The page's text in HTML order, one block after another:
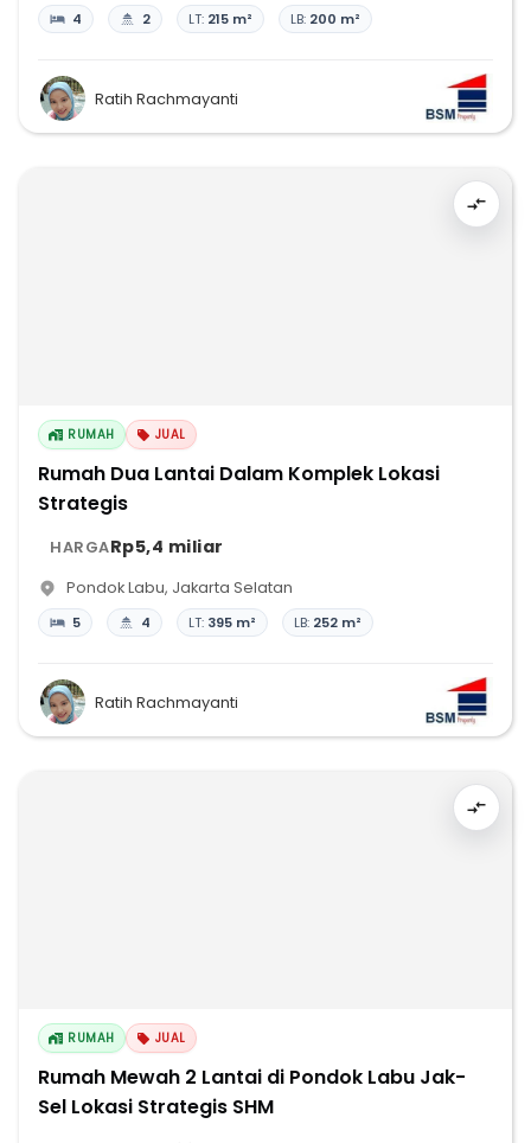
4 2 LT: 215 m² LB: 200 m²
Ratih Rachmayanti
RUMAH JUAL
Rumah Dua Lantai Dalam Komplek Lokasi
Strategis
HARGARp5,4 miliar
Pondok Labu, Jakarta Selatan
5 4 LT: 395 m² LB: 252 m²
Ratih Rachmayanti
RUMAH JUAL
Rumah Mewah 2 Lantai di Pondok Labu Jak-
Sel Lokasi Strategis SHM